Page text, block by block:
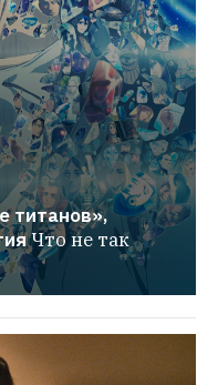
титанов»,
Что не так